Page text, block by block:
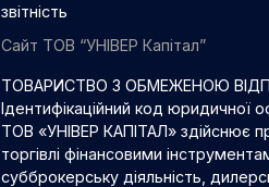
звітність
Сайт ТОВ “УНІВЕР Капітал”
ТОВАРИСТВО З ОБМЕЖЕНОЮ
Ідентифікаційний код
ТОВ «УНІВЕР КАПІТАЛ» здійснює
торгівлі фінансовими
субброкерську діяльність,